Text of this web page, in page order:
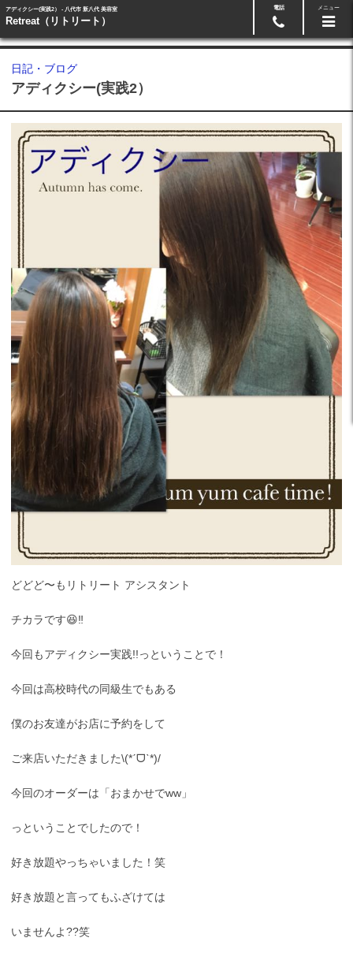
アディクシー(実践2） - 八代市 新八代 美容室
Retreat（リトリート）
電話 メニュー
日記・ブログ
アディクシー(実践2）
どどど〜もリトリート アシスタント
チカラです😆‼️
今回もアディクシー実践!!っということで！
今回は高校時代の同級生でもある
僕のお友達がお店に予約をして
ご来店いただきました\(*ˊᗜˋ*)/
今回のオーダーは「おまかせでww」
っということでしたので！
好き放題やっちゃいました！笑
好き放題と言ってもふざけては
いませんよ??笑
24時間ネット予約 0965-33-5511